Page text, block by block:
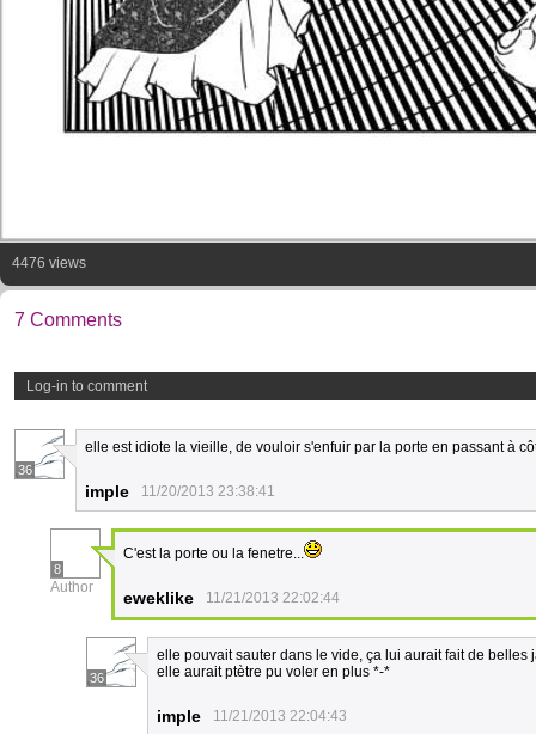
4476 views
7 Comments
Log-in to comment
36
elle est idiote la vieille, de vouloir s'enfuir par la porte en passant à
imple 11/20/2013 23:38:41
8
Author
C'est la porte ou la fenetre...
eweklike 11/21/2013 22:02:44
36
elle pouvait sauter dans le vide, ça lui aurait fait de
elle aurait ptètre pu voler en plus *-*
imple 11/21/2013 22:04:43